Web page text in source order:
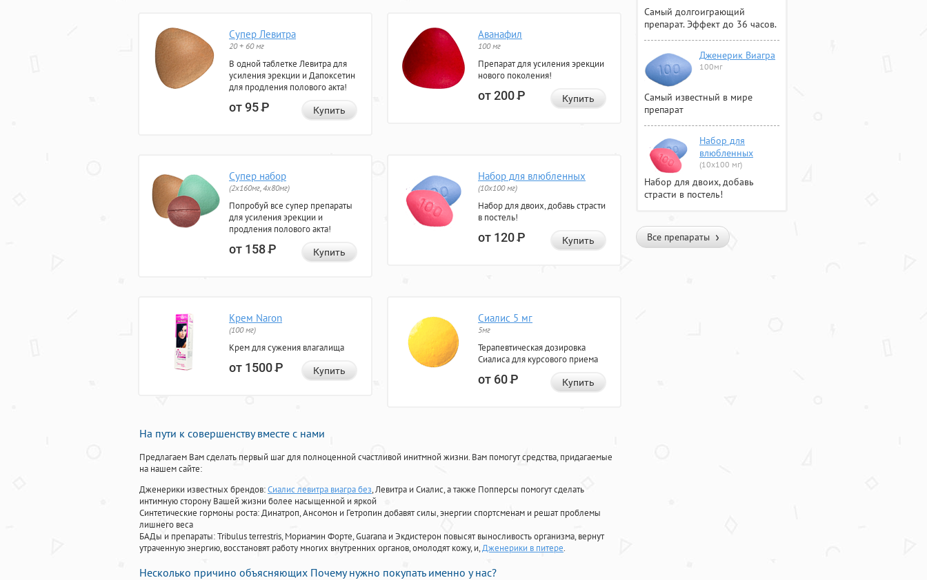
Супер Левитра
20 + 60 мг
В одной таблетке Левитра для
усиления эрекции и Дапоксетин
для продления полового акта!
от 95Р Купить
Аванафил
100 мг
Препарат для усиления эрекции
нового поколения!
от 200Р Купить
Супер набор
(2х160мг, 4х80мг)
Попробуй все супер препараты
для усиления эрекции и
продления полового акта!
от 158Р Купить
Набор для влюбленных
(10х100 мг)
Набор для двоих, добавь страсти
в постель!
от 120Р Купить
Крем Naron
(100 мг)
Крем для сужения влагалища
от 1500Р Купить
Сиалис 5 мг
5мг
Терапевтическая дозировка
Сиалиса для курсового приема
от 60Р Купить
На пути к совершенству вместе с нами
Предлагаем Вам сделать первый шаг для полноценной счастливой инитмной жизни. Вам помогут средства, придагаемые
на нашем сайте:
Дженерики известных брендов:Сиалис левитра виагра без, Левитра и Сиалис, а также Попперсы помогут сделать
интимную сторону Вашей жизни более насыщенной и яркой
Синтетические гормоны роста: Динатроп, Ансомон и Гетропин добавят силы, энергии спортсменам и решат проблемы
лишнего веса
БАДы и препараты:Tribulus terrestris, Мориамин Форте, Guarana и Экдистерон повысят выносливость организма, вернут
утраченную энергию, восстановят работу многих внутренних органов, омолодят кожу, и,Дженерики в питере.
Несколько причино объясняющих Почему нужно покупать именно у нас?
Самый долгоиграющий
препарат. Эффект до 36 часов.
Дженерик Виагра
100мг
Самый известный в мире
препарат
Набор для
влюбленных
(10х100 мг)
Набор для двоих, добавь
страсти в постель!
Все препараты